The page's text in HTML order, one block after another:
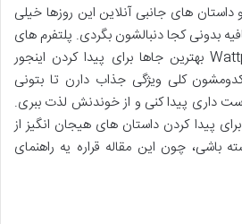
های جانبی آنلاین این روزها خیلی
بدونی کجا دنبالشون بگردی. پلتفرم های
مختلفی مثل AO3 و Wattpad بهترین جاها برای پیدا کردن اینجور
کلی ویژگی جذاب دارن تا بتونی
داری پیدا کنی و از خوندنش لذت ببری.
پیدا کردن داستان های هیجان انگیز از
باشی، چون این مقاله قراره یه راهنمای